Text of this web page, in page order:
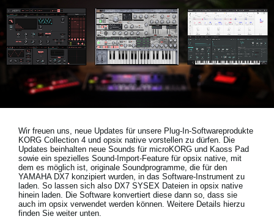
Händlersuche
Shop
Social Media
Über KORG
Wir freuen uns, neue Updates für unsere Plug-In-Softwareprodukte
KORG Collection 4 und opsix native vorstellen zu dürfen. Die
Updates beinhalten neue Sounds für microKORG und Kaoss Pad
sowie ein spezielles Sound-Import-Feature für opsix native, mit
dem es möglich ist, originale Soundprogramme, die für den
YAMAHA DX7 konzipiert wurden, in das Software-Instrument zu
laden. So lassen sich also DX7 SYSEX Dateien in opsix native
hinein laden. Die Software konvertiert diese dann so, dass sie
auch im opsix verwendet werden können. Weitere Details hierzu
finden Sie weiter unten.